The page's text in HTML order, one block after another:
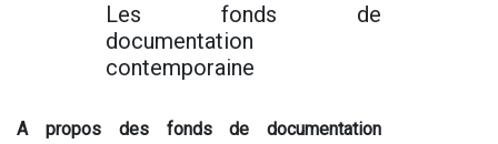
Les fonds de
documentation
contemporaine
A propos des fonds de documentation